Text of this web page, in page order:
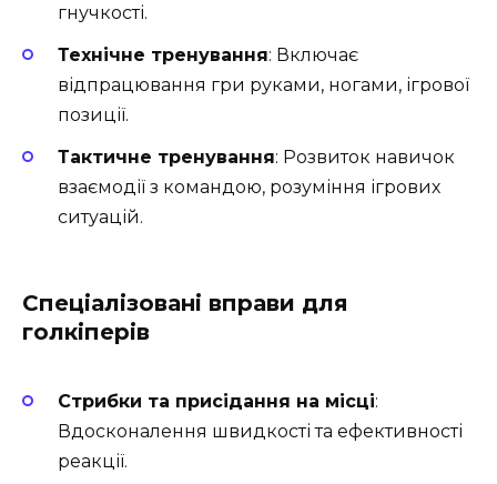
гнучкості.
Технічне тренування: Включає
відпрацювання гри руками, ногами, ігрової
позиції.
Тактичне тренування: Розвиток навичок
взаємодії з командою, розуміння ігрових
ситуацій.
Спеціалізовані вправи для
голкіперів
Стрибки та присідання на місці:
Вдосконалення швидкості та ефективності
реакції.